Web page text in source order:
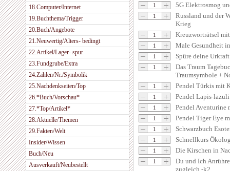
18.Computer/Internet
19.Buchthema/Trigger
20.Buch/Angebote
21.Neuwertig/Alters- bedingt
22.Artikel/Lager- spur
23.Fundgrube/Extra
24.Zahlen/Nr./Symbolik
25.Nachdenkseiten/Top
26.*Buch/Vorschau*
27.*Top/Artikel*
28.Aktuelle/Themen
29.Fakten/Welt
Insider/Wissen
Buch/Neu
Ausverkauft/Neubestellt
5G Elektrosmog
Russland und der
Krieg
Kreuzworträtsel
Male Gesundheit
Spüre deine
Das Traum
Traumsymbole +
Pendel Türkis mit
Pendel Lapis-
Pendel Aventurine
Pendel Tiger Eye
Schwarzbuch
Schnellkurs
Die Kirschen in
Du und Ich
zugleich -k2